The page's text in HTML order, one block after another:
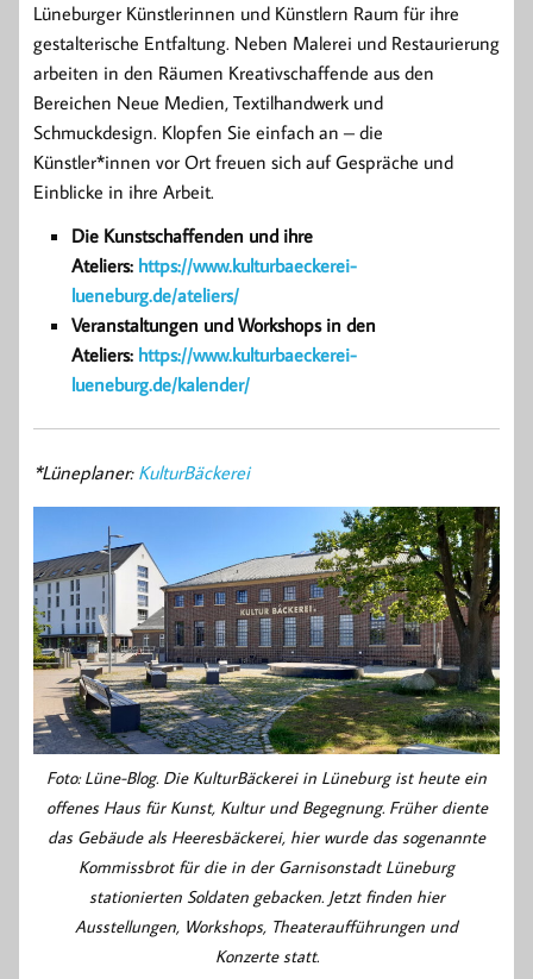
Lüneburger Künstlerinnen und Künstlern Raum für ihre
gestalterische Entfaltung. Neben Malerei und Restaurierung
arbeiten in den Räumen Kreativschaffende aus den
Bereichen Neue Medien, Textilhandwerk und
Schmuckdesign. Klopfen Sie einfach an – die
Künstler*innen vor Ort freuen sich auf Gespräche und
Einblicke in ihre Arbeit.
Die Kunstschaffenden und ihre
Ateliers: https://www.kulturbaeckerei-
lueneburg.de/ateliers/
Veranstaltungen und Workshops in den
Ateliers: https://www.kulturbaeckerei-
lueneburg.de/kalender/
*Lüneplaner: KulturBäckerei
Foto: Lüne-Blog. Die KulturBäckerei in Lüneburg ist heute ein
offenes Haus für Kunst, Kultur und Begegnung. Früher diente
das Gebäude als Heeresbäckerei, hier wurde das sogenannte
Kommissbrot für die in der Garnisonstadt Lüneburg
stationierten Soldaten gebacken. Jetzt finden hier
Ausstellungen, Workshops, Theateraufführungen und
Konzerte statt.